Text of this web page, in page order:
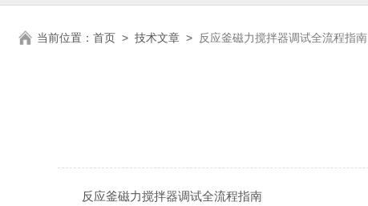
当前位置： 首页 > 技术文章 > 反应釜磁力搅拌器调试全流程指南
反应釜磁力搅拌器调试全流程指南